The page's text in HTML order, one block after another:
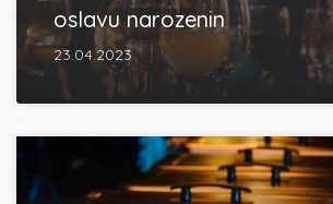
oslavu narozenin
23.04.2023